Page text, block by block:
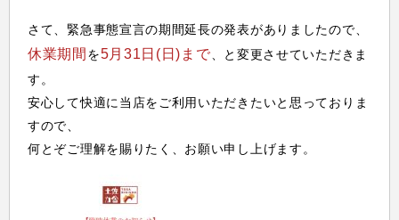
さて、緊急事態宣言の期間延長の発表がありましたので、
休業期間 を5月31日(日)まで 、と変更させていただきま
す。
安心して快適に当店をご利用いただきたいと思っておりま
すので、
何とぞご理解を賜りたく、お願い申し上げます。